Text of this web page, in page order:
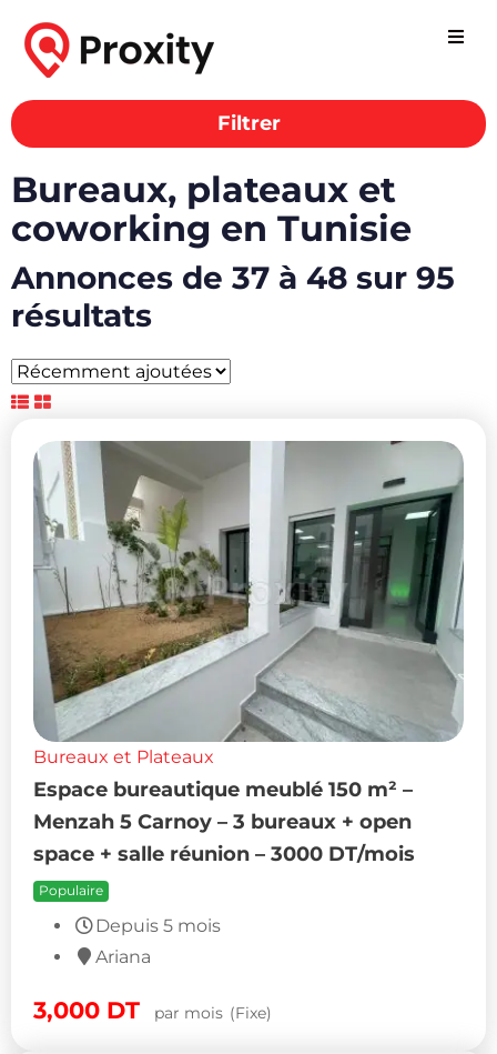
Filtrer
Bureaux, plateaux et
coworking en Tunisie
Annonces de 37 à 48 sur 95
résultats
Bureaux et Plateaux
Espace bureautique meublé 150 m² –
Menzah 5 Carnoy – 3 bureaux + open
space + salle réunion – 3000 DT/mois
Populaire
Depuis 5 mois
Ariana
3,000 DT par mois (Fixe)